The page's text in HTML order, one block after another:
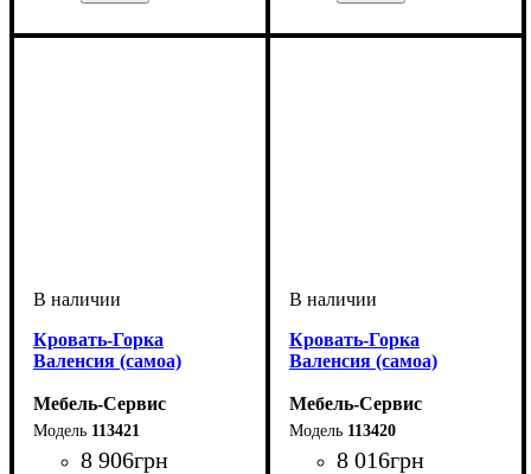
Кровать-Горка
Валенсия (самоа)
Мебель-Сервис
113421
8 906грн
Кровать-Горка
Валенсия (самоа)
Мебель-Сервис
113420
8 016грн